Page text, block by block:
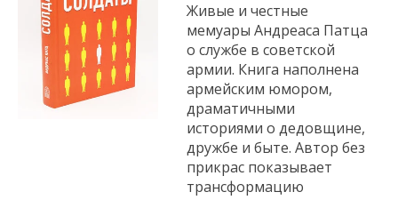
Живые и честные
мемуары Андреаса Патца
о службе в советской
армии. Книга наполнена
армейским юмором,
драматичными
историями о дедовщине,
дружбе и быте. Автор без
прикрас показывает
трансформацию